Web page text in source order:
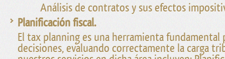
Análisis de contratos y sus efectos
Planificación fiscal.
El tax planning es una herramienta fundamental
decisiones, evaluando correctamente la carga